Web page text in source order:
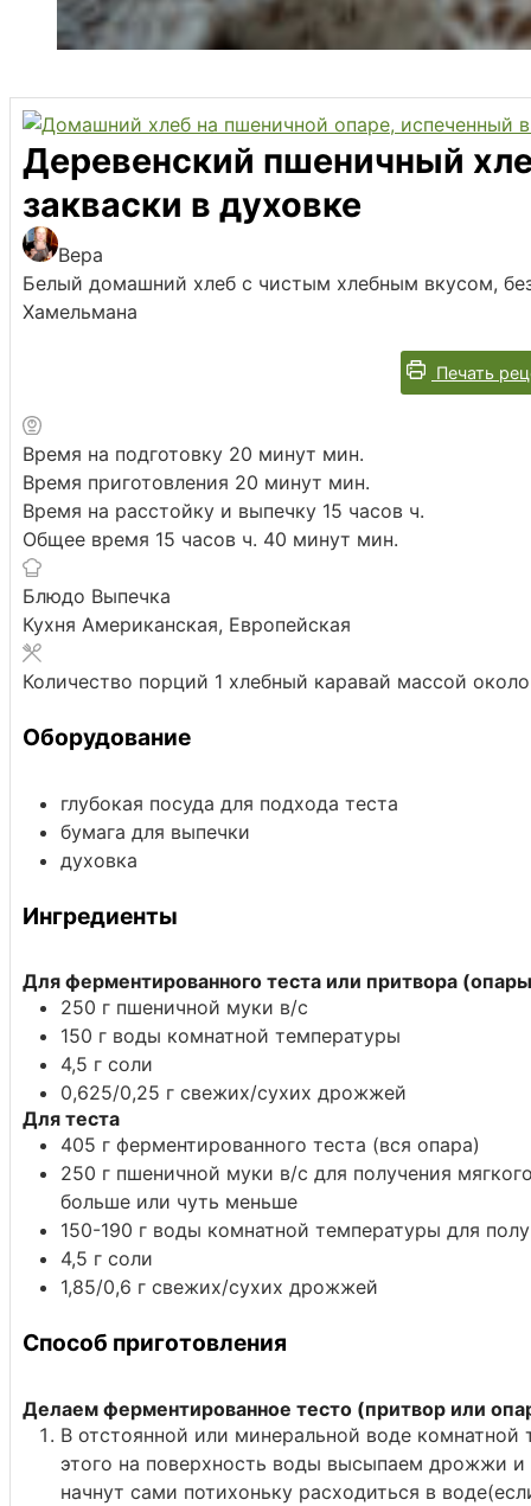
Деревенский пшеничный
закваски в духовке
Вера
Белый домашний хлеб с чистым хлебным вкусом,
Хамельмана
Печать
Время на подготовку 20 минут мин.
Время приготовления 20 минут мин.
Время на расстойку и выпечку 15 часов ч.
Общее время 15 часов ч. 40 минут мин.
Блюдо Выпечка
Кухня Американская, Европейская
Количество порций 1 хлебный каравай массой
Оборудование
глубокая посуда для подхода теста
бумага для выпечки
духовка
Ингредиенты
Для ферментированного теста или притвора
250 г пшеничной муки в/с
150 г воды комнатной температуры
4,5 г соли
0,625/0,25 г свежих/сухих дрожжей
Для теста
405 г ферментированного теста (вся опара)
250 г пшеничной муки в/с для получения
больше или чуть меньше
150-190 г воды комнатной температуры для
4,5 г соли
1,85/0,6 г свежих/сухих дрожжей
Способ приготовления
Делаем ферментированное тесто (притвор или
В отстоянной или минеральной воде
этого на поверхность воды высыпаем дрожжи и
начнут сами потихоньку расходиться в